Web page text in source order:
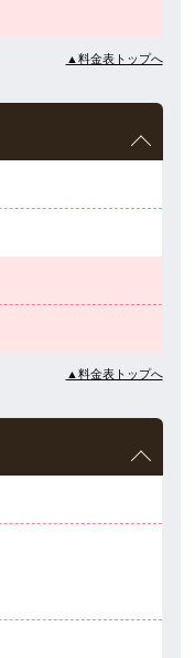
▲料金表トップへ
▲料金表トップへ